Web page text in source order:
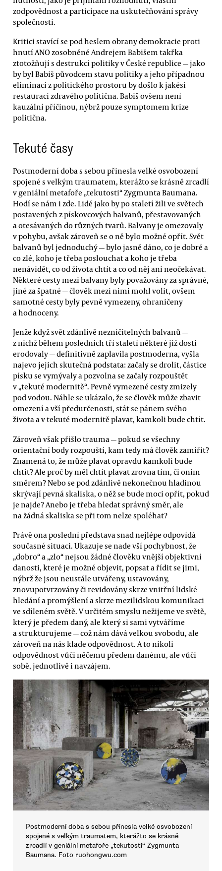
zodpovědnost a participace na uskutečňování správy
společnosti.
Kritici stavící se pod heslem obrany demokracie proti
hnutí ANO zosobněné Andrejem Babišem takřka
ztotožňují s destrukcí politiky v České republice — jako
by byl Babiš původcem stavu politiky a jeho případnou
eliminací z politického prostoru by došlo k jakési
restauraci zdravého politična. Babiš ovšem není
kauzální příčinou, nýbrž pouze symptomem krize
politična.
Tekuté časy
Postmoderní doba s sebou přinesla velké osvobození
spojené s velkým traumatem, kterážto se krásně zrcadlí
v geniální metafoře „tekutosti“ Zygmunta Baumana.
Hodí se nám i zde. Lidé jako by po staletí žili ve světech
postavených z pískovcových balvanů, přestavovaných
a otesávaných do různých tvarů. Balvany je omezovaly
v pohybu, avšak zároveň se o ně bylo možné opřít. Svět
balvanů byl jednoduchý — bylo jasně dáno, co je dobré a
co zlé, koho je třeba poslouchat a koho je třeba
nenávidět, co od života chtít a co od něj ani neočekávat.
Některé cesty mezi balvany byly považovány za správné,
jiné za špatné — člověk mezi nimi mohl volit, ovšem
samotné cesty byly pevně vymezeny, ohraničeny
a hodnoceny.
Jenže když svět zdánlivě nezničitelných balvanů —
z nichž během posledních tří staletí některé již dosti
erodovaly — definitivně zaplavila postmoderna, vyšla
najevo jejich skutečná podstata: začaly se drolit, částice
písku se vymývaly a pozvolna se začaly rozpouštět
v „tekuté modernitě“. Pevně vymezené cesty zmizely
pod vodou. Náhle se ukázalo, že se člověk může zbavit
omezení a vší předurčenosti, stát se pánem svého
života a v tekuté modernitě plavat, kamkoli bude chtít.
Zároveň však přišlo trauma — pokud se všechny
orientační body rozpouští, kam tedy má člověk zamířit?
Znamená to, že může plavat opravdu kamkoli bude
chtít? Ale proč by měl chtít plavat zrovna tím, či oním
směrem? Nebo se pod zdánlivě nekonečnou hladinou
skrývají pevná skaliska, o něž se bude moci opřít, pokud
je najde? Anebo je třeba hledat správný směr, ale
na žádná skaliska se při tom nelze spoléhat?
Právě ona poslední představa snad nejlépe odpovídá
současné situaci. Ukazuje se nade vší pochybnost, že
„dobro“ a „zlo“ nejsou žádné člověku vnější objektivní
danosti, které je možné objevit, popsat a řídit se jimi,
nýbrž že jsou neustále utvářeny, ustavovány,
znovupotvrzovány či revidovány skrze vnitřní lidské
hledání a promýšlení a skrze mezilidskou komunikaci
ve sdíleném světě. V určitém smyslu nežijeme ve světě,
který je předem daný, ale který si sami vytváříme
a strukturujeme — což nám dává velkou svobodu, ale
zároveň na nás klade odpovědnost. A to nikoli
odpovědnost vůči něčemu předem danému, ale vůči
sobě, jednotlivě i navzájem.
Postmoderní doba s sebou přinesla velké osvobození
spojené s velkým traumatem, kterážto se krásně
zrcadlí v geniální metafoře „tekutosti“ Zygmunta
Baumana. Foto ruohongwu.com